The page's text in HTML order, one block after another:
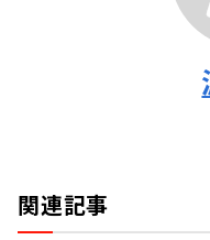
関連記事